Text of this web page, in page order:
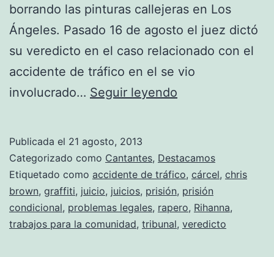
borrando las pinturas callejeras en Los
Ángeles. Pasado 16 de agosto el juez dictó
su veredicto en el caso relacionado con el
accidente de tráfico en el se vio
involucrado… Seguir leyendo
veredicto!
Publicada el 21 agosto, 2013
Categorizado como Cantantes, Destacamos
Etiquetado como accidente de tráfico, cárcel, chris
brown, graffiti, juicio, juicios, prisión, prisión
condicional, problemas legales, rapero, Rihanna,
trabajos para la comunidad, tribunal, veredicto